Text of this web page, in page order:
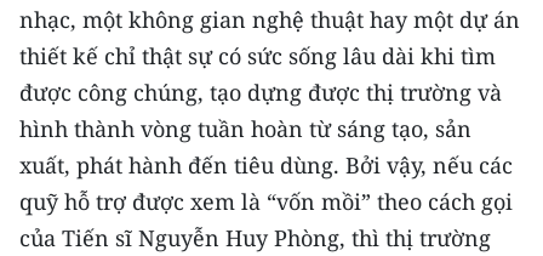
Video
Media Chính trị
Media Kinh tế
Media Văn hóa
Media Xã hội
nhạc, một không gian nghệ thuật hay một dự án
thiết kế chỉ thật sự có sức sống lâu dài khi tìm
được công chúng, tạo dựng được thị trường và
hình thành vòng tuần hoàn từ sáng tạo, sản
xuất, phát hành đến tiêu dùng. Bởi vậy, nếu các
quỹ hỗ trợ được xem là “vốn mồi” theo cách gọi
của Tiến sĩ Nguyễn Huy Phòng, thì thị trường